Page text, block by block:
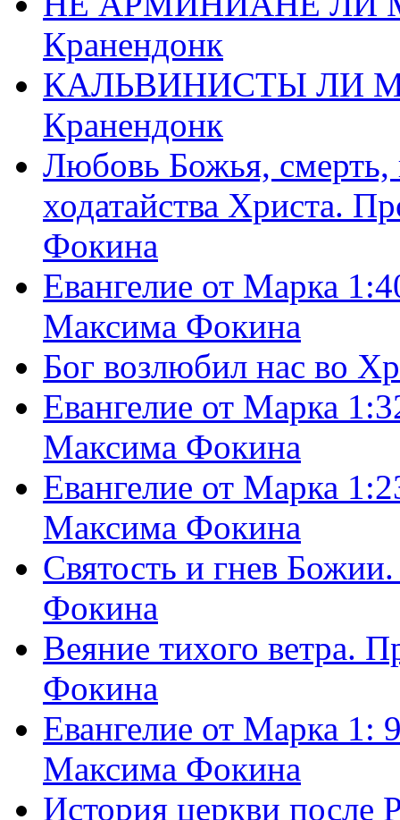
Кранендонк
КАЛЬВИНИСТЫ ЛИ
Кранендонк
Любовь Божья, смерть,
ходатайства Христа.
Фокина
Евангелие от Марка
Максима Фокина
Бог возлюбил нас во
Евангелие от Марка
Максима Фокина
Евангелие от Марка
Максима Фокина
Святость и гнев
Фокина
Веяние тихого ветра.
Фокина
Евангелие от Марка 1:
Максима Фокина
История церкви